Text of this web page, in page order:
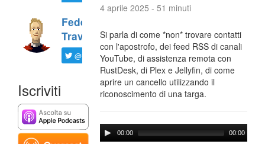
Federico
Travaini
@ftrava
Iscriviti
4 aprile 2025 - 51 minuti
Si parla di come *non* trovare contatti
con l'apostrofo, dei feed RSS di canali
YouTube, di assistenza remota con
RustDesk, di Plex e Jellyfin, di come
aprire un cancello utilizzando il
riconoscimento di una targa.
00:00 00:00